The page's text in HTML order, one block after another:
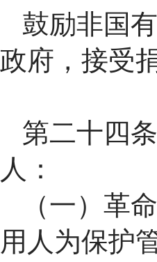
鼓励非国
政府，接受
第二十四
人：
（一）革
用人为保护